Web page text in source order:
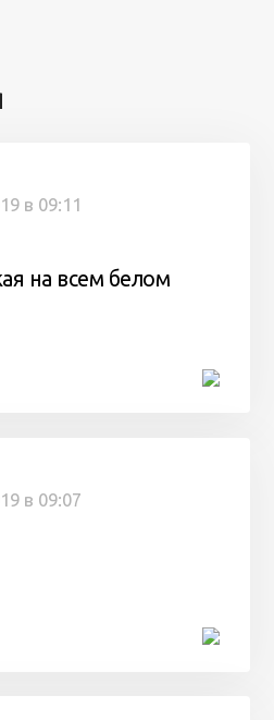
в 09:11
на всем белом
в 09:07